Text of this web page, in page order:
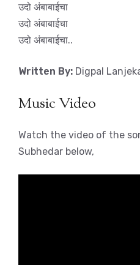
उदो अंबाबाईचा
उदो अंबाबाईचा
उदो अंबाबाईचा..
Written By: Digpal
Music Video
Watch the video of the
Subhedar below,